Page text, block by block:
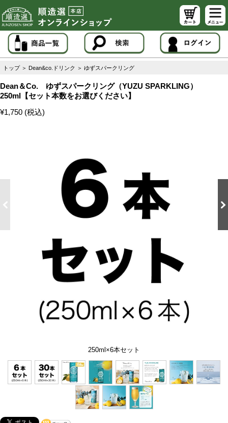
トップ ＞ Dean&co.ドリンク ＞ ゆずスパークリング
Dean＆Co. ゆずスパークリング（YUZU SPARKLING）
250ml【セット本数をお選びください】
¥1,750 (税込)
250ml×6本セット